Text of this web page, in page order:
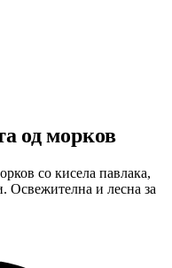
од морков
со кисела павлака,
Освежителна и лесна за